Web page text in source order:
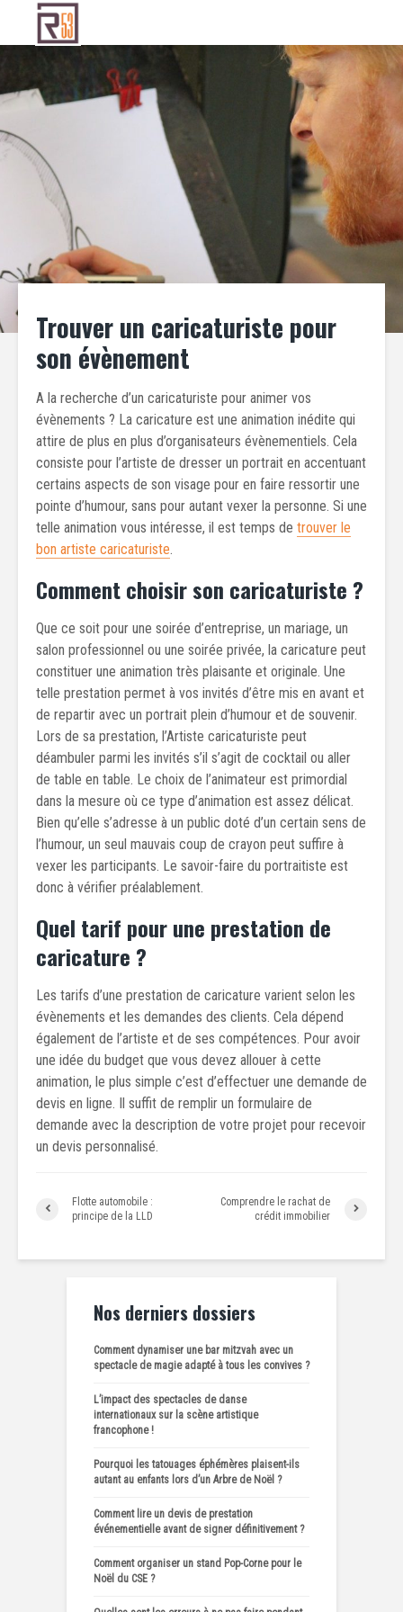
Trouver un caricaturiste pour
son évènement
A la recherche d’un caricaturiste pour animer vos
évènements ? La caricature est une animation inédite qui
attire de plus en plus d’organisateurs évènementiels. Cela
consiste pour l’artiste de dresser un portrait en accentuant
certains aspects de son visage pour en faire ressortir une
pointe d’humour, sans pour autant vexer la personne. Si une
telle animation vous intéresse, il est temps de trouver le
bon artiste caricaturiste.
Comment choisir son caricaturiste ?
Que ce soit pour une soirée d’entreprise, un mariage, un
salon professionnel ou une soirée privée, la caricature peut
constituer une animation très plaisante et originale. Une
telle prestation permet à vos invités d’être mis en avant et
de repartir avec un portrait plein d’humour et de souvenir.
Lors de sa prestation, l’Artiste caricaturiste peut
déambuler parmi les invités s’il s’agit de cocktail ou aller
de table en table. Le choix de l’animateur est primordial
dans la mesure où ce type d’animation est assez délicat.
Bien qu’elle s’adresse à un public doté d’un certain sens de
l’humour, un seul mauvais coup de crayon peut suffire à
vexer les participants. Le savoir-faire du portraitiste est
donc à vérifier préalablement.
Quel tarif pour une prestation de
caricature ?
Les tarifs d’une prestation de caricature varient selon les
évènements et les demandes des clients. Cela dépend
également de l’artiste et de ses compétences. Pour avoir
une idée du budget que vous devez allouer à cette
animation, le plus simple c’est d’effectuer une demande de
devis en ligne. Il suffit de remplir un formulaire de
demande avec la description de votre projet pour recevoir
un devis personnalisé.
Flotte automobile :
principe de la LLD
Comprendre le rachat de
crédit immobilier
Nos derniers dossiers
Comment dynamiser une bar mitzvah avec un
spectacle de magie adapté à tous les convives ?
L’impact des spectacles de danse
internationaux sur la scène artistique
francophone !
Pourquoi les tatouages éphémères plaisent-ils
autant au enfants lors d’un Arbre de Noël ?
Comment lire un devis de prestation
événementielle avant de signer définitivement ?
Comment organiser un stand Pop-Corne pour le
Noël du CSE ?